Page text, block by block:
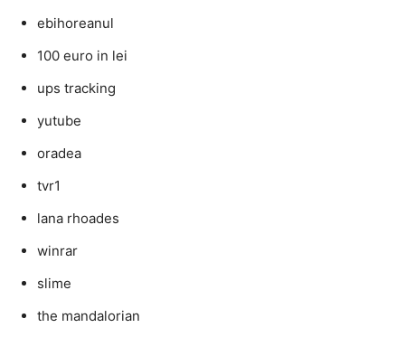
ebihoreanul
100 euro in lei
ups tracking
yutube
oradea
tvr1
lana rhoades
winrar
slime
the mandalorian